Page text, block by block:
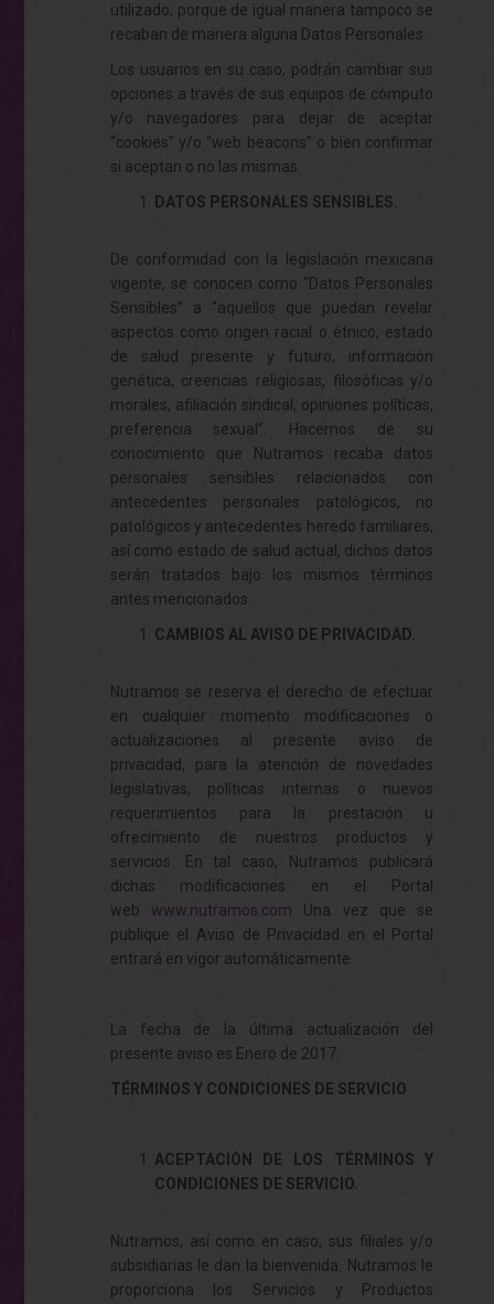
utilizado, porque de igual manera tampoco se
recaban de manera alguna Datos Personales.
Los usuarios en su caso, podrán cambiar sus
opciones a través de sus equipos de cómputo
y/o navegadores para dejar de aceptar
“cookies” y/o “web beacons” o bien confirmar
si aceptan o no las mismas.
DATOS PERSONALES SENSIBLES.
De conformidad con la legislación mexicana
vigente, se conocen como “Datos Personales
Sensibles” a “aquellos que puedan revelar
aspectos como origen racial o étnico, estado
de salud presente y futuro, información
genética, creencias religiosas, filosóficas y/o
morales, afiliación sindical, opiniones políticas,
preferencia sexual”. Hacemos de su
conocimiento que Nutramos recaba datos
personales sensibles relacionados con
antecedentes personales patológicos, no
patológicos y antecedentes heredo familiares,
así como estado de salud actual, dichos datos
serán tratados bajo los mismos términos
antes mencionados.
CAMBIOS AL AVISO DE PRIVACIDAD.
Nutramos se reserva el derecho de efectuar
en cualquier momento modificaciones o
actualizaciones al presente aviso de
privacidad, para la atención de novedades
legislativas, políticas internas o nuevos
requerimientos para la prestación u
ofrecimiento de nuestros productos y
servicios. En tal caso, Nutramos publicará
dichas modificaciones en el Portal
web www.nutramos.com Una vez que se
publique el Aviso de Privacidad en el Portal
entrará en vigor automáticamente.
La fecha de la última actualización del
presente aviso es Enero de 2017.
TÉRMINOS Y CONDICIONES DE SERVICIO
ACEPTACIÓN DE LOS TÉRMINOS Y
CONDICIONES DE SERVICIO.
Nutramos, así como en caso, sus filiales y/o
subsidiarias le dan la bienvenida. Nutramos le
proporciona los Servicios y Productos